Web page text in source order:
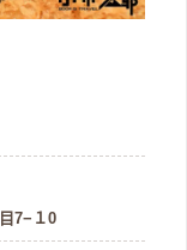
7−１0